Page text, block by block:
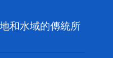
和水域的傳統所